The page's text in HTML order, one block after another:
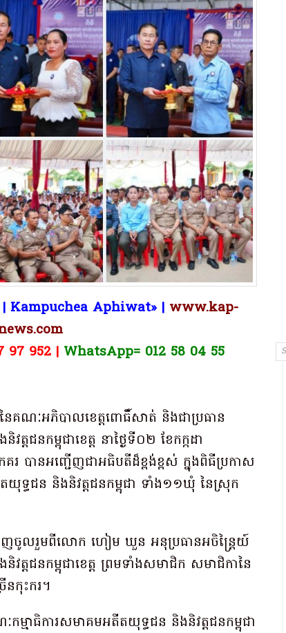
| Kampuchea Aphiwat​» | www.kap-
97 952 | WhatsApp= 012 58 04 55
ណៈអភិបាលខេត្តពោធិ៍សាត់ និងជាប្រធាន
ជនកម្ពុជាខេត្ត នាថ្ងៃទី០២ ខែកក្កដា
បានអញ្ជើញជាអធិបតីដ៏ខ្ពង់ខ្ពស់ ក្នុងពិធីប្រកាស
ទ្ធជន និងនិវត្តជនកម្ពុជា ទាំង១១ឃុំ នៃស្រុក
ើញចូលរួមពីលោក ហៀម ឃួន អនុប្រធានអចិន្ត្រៃយ៍
ត្តជនកម្ពុជាខេត្ត ព្រមទាំងសមាជិក សមាជិកានៃ
នកុះករ។
មាធិការសមាគមអតីតយុទ្ធជន និងនិវត្តជនកម្ពុជា